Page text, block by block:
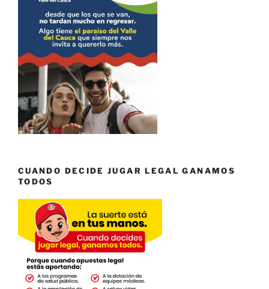
CUANDO DECIDE JUGAR LEGAL GANAMOS
TODOS